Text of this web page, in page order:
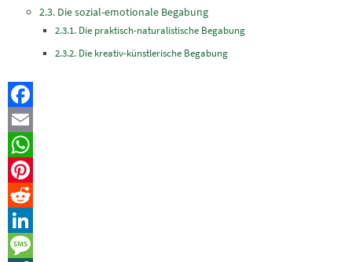
Die sozial-emotionale Begabung
Die praktisch-naturalistische Begabung
Die kreativ-künstlerische Begabung
Facebook
Email
WhatsApp
Pinterest
Reddit
LinkedIn